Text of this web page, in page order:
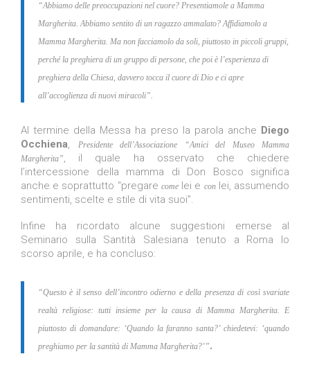
“Abbiamo delle preoccupazioni nel cuore? Presentiamole a Mamma
Margherita. Abbiamo sentito di un ragazzo ammalato? Affidiamolo a
Mamma Margherita. Ma non facciamolo da soli, piuttosto in piccoli gruppi,
perché la preghiera di un gruppo di persone, che poi è l’esperienza di
preghiera della Chiesa, davvero tocca il cuore di Dio e ci apre
all’accoglienza di nuovi miracoli”.
Al termine della Messa ha preso la parola anche Diego
Occhiena,
Presidente dell’Associazione “Amici del Museo Mamma
Margherita”, il quale ha osservato che chiedere
l’intercessione della mamma di Don Bosco significa
anche e soprattutto “pregare comelei e conlei, assumendo
sentimenti, scelte e stile di vita suoi”.
Infine ha ricordato alcune suggestioni emerse al
Seminario sulla Santità Salesiana tenuto a Roma lo
scorso aprile, e ha concluso:
“Questo è il senso dell’incontro odierno e della presenza di così svariate
realtà religiose: tutti insieme per la causa di Mamma Margherita. E
piuttosto di domandare: ‘Quando la faranno santa?’ chiedetevi: ‘quando
preghiamo per la santità di Mamma Margherita?’”.